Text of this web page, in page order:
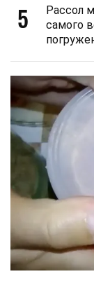
5
Рассол
самого